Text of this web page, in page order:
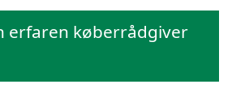
erfaren køberrådgiver